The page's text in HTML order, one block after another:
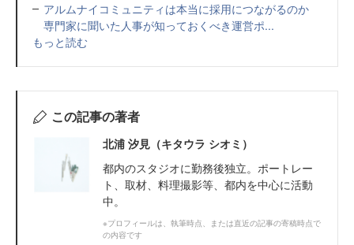
アルムナイコミュニティは本当に採用につながるのか
専門家に聞いた人事が知っておくべき運営ポ...
もっと読む
この記事の著者
北浦 汐見（キタウラ シオミ）
都内のスタジオに勤務後独立。ポートレー
ト、取材、料理撮影等、都内を中心に活動
中。
※プロフィールは、執筆時点、または直近の記事の寄稿時点で
の内容です